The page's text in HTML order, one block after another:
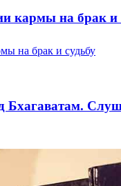
кармы на брак и
Бхагаватам.